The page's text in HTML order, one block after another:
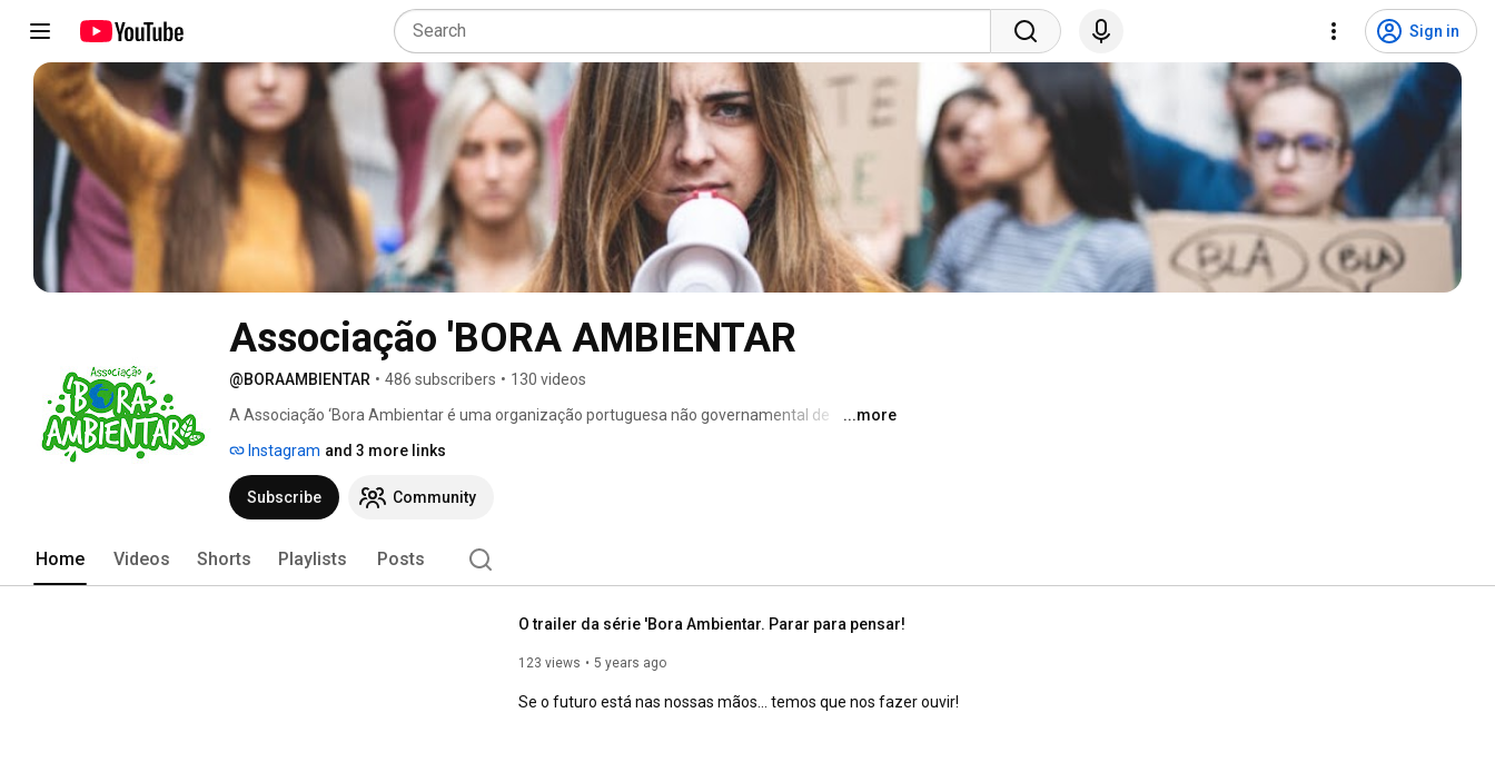
Sign in
Associação 'BORA AMBIENTAR
@BORAAMBIENTAR • 486 subscribers • 130 videos
A Associação ‘Bora Ambientar é uma organização portuguesa não governamental de
docentes e ativistas empenhados nas causas da educação ambiental.
...more
Instagram and 3 more links
Subscribe Community
Home Videos Shorts Playlists Posts
O trailer da série 'Bora Ambientar. Parar para pensar!
123 views 5 years ago
Se o futuro está nas nossas mãos... temos que nos fazer ouvir!